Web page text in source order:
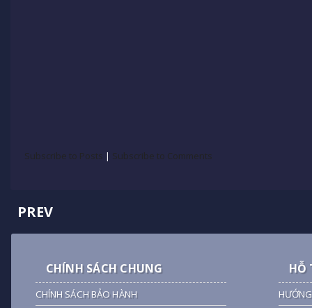
Subscribe to Posts | Subscribe to Comments
PREV
CHÍNH SÁCH CHUNG
CHÍNH SÁCH BẢO HÀNH
HỖ